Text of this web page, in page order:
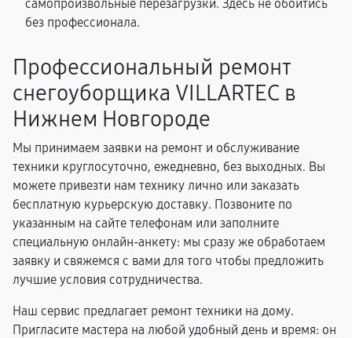
самопроизвольные перезагрузки. Здесь не обойтись
без профессионала.
Профессиональный ремонт
снегоуборщика VILLARTEC в
Нижнем Новгороде
Мы принимаем заявки на ремонт и обслуживание
техники круглосуточно, ежедневно, без выходных. Вы
можете привезти нам технику лично или заказать
бесплатную курьерскую доставку. Позвоните по
указанным на сайте телефонам или заполните
специальную онлайн-анкету: мы сразу же обработаем
заявку и свяжемся с вами для того чтобы предложить
лучшие условия сотрудничества.
Наш сервис предлагает ремонт техники на дому.
Пригласите мастера на любой удобный день и время: он